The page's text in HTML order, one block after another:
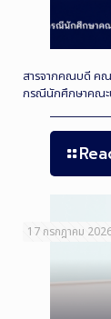
สารจากคณบดี คณ
กรณีนักศึกษาคณะ
17 กรกฎาคม